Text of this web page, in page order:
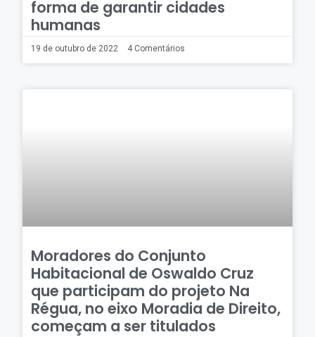
forma de garantir cidades
humanas
19 de outubro de 2022 4 Comentários
Moradores do Conjunto
Habitacional de Oswaldo Cruz
que participam do projeto Na
Régua, no eixo Moradia de Direito,
começam a ser titulados